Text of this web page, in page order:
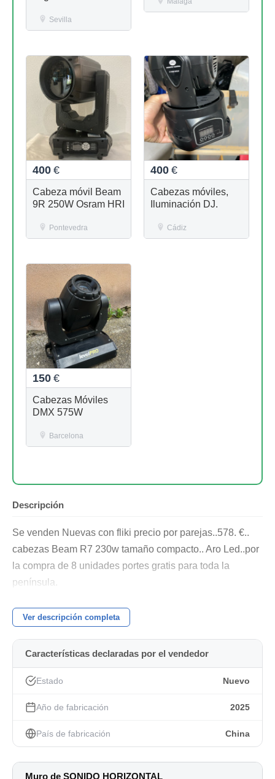
Sevilla
400 €
Cabeza móvil Beam
9R 250W Osram HRI
Pontevedra
400 €
Cabezas móviles,
Iluminación DJ.
Cádiz
150 €
Cabezas Móviles
DMX 575W
Barcelona
Descripción
Se venden Nuevas con fliki precio por parejas..578. €..
cabezas Beam R7 230w tamaño compacto.. Aro Led..por
la compra de 8 unidades portes gratis para toda la
península.
Ver descripción completa
Características declaradas por el vendedor
Estado Nuevo
Año de fabricación 2025
País de fabricación China
Muro de SONIDO HORIZONTAL